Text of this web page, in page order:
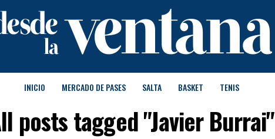
INICIO MERCADO DE PASES SALTA BASKET TENIS
posts tagged "Javier Burrai"